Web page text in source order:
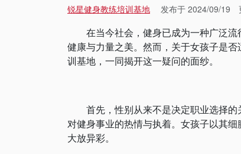
锐星健身教练培训基地 发布于 2024/09/19
在当今社会，健身已成为一种广泛流
健康与力量之美。然而，关于女孩子是
训基地，一同揭开这一疑问的面纱。
首先，性别从来不是决定职业选择的
对健身事业的热情与执着。女孩子以其
大放异彩。